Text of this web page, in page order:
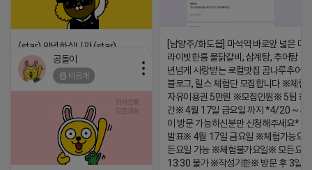
[남양주/화도읍] 마석역 바로앞 넓은 매
라이빗한룸 물닭갈비, 삼계탕, 추어탕 맛
년넘게 사랑받는 로컬맛집 곰나루추어
블로그, 릴스 체험단 모집합니다 ※체험
자유이용권 5만원 ※모집인원※ 5팀 ※
간※ 4월 17일 금요일 까지 *4/20 ~ 4/
이 방문 가능하신분만 신청해주세요* ※
발표※ 4월 17일 금요일 ※체험가능요
든요일 가능 ※체험불가요일※ 모든요
13:30 불가 ※작성기한※ 방문 후 3일
(star) 안녕하십니까 (star)
2026-04-18 17:12
공돌이
비공개